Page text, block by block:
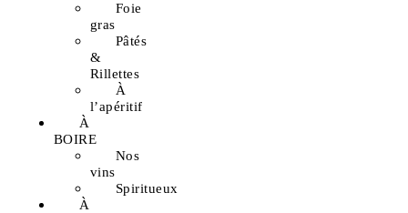
Foie
gras
Pâtés
&
Rillettes
À
l’apéritif
À
BOIRE
Nos
vins
Spiritueux
À